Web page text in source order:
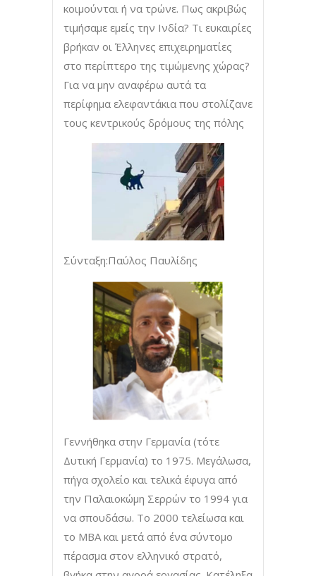
κοιμούνται ή να τρώνε. Πως ακριβώς
τιμήσαμε εμείς την Ινδία? Τι ευκαιρίες
βρήκαν οι Έλληνες επιχειρηματίες
στο περίπτερο της τιμώμενης χώρας?
Για να μην αναφέρω αυτά τα
περίφημα ελεφαντάκια που στολίζανε
τους κεντρικούς δρόμους της πόλης
Σύνταξη:Παύλος Παυλίδης
Γεννήθηκα στην Γερμανία (τότε
Δυτική Γερμανία) το 1975. Μεγάλωσα,
πήγα σχολείο και τελικά έφυγα από
την Παλαιοκώμη Σερρών το 1994 για
να σπουδάσω. Το 2000 τελείωσα και
το ΜΒΑ και μετά από ένα σύντομο
πέρασμα στον ελληνικό στρατό,